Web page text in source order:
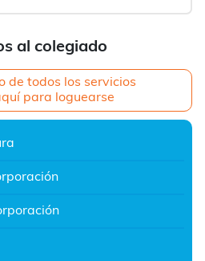
al colegiado
de todos los servicios
para loguearse